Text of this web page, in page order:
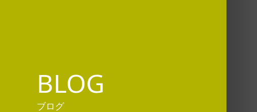
BLOG
ブログ